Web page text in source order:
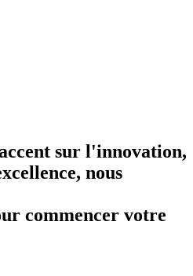
sur l'innovation,
nous
commencer votre